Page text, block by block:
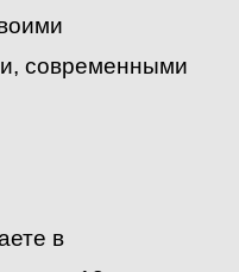
современными
в